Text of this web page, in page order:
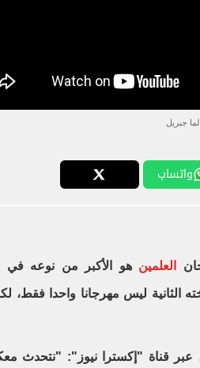
لما جبريل
واتساب
العلمينهو الأكبر من نوعه في
الثانية ليس مهرجانا واحدا فقط،
قناة "إكسترا نيوز": "نتحدث